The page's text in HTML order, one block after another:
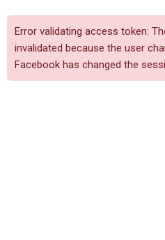
Error validating access token:
invalidated because the user
Facebook has changed the